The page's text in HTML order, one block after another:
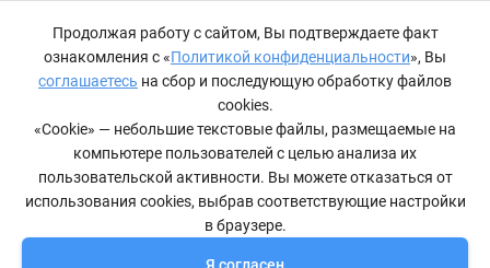
Не удаляются файлы с флешки 0
Как сделать невидимую папку в Windows 11
Компьютер не видит принтер — что делать
Продолжая работу с сайтом, Вы подтверждаете факт
ознакомления с «Политикой конфиденциальности», Вы
соглашаетесь на сбор и последующую обработку файлов
cookies.
«Cookie» — небольшие текстовые файлы, размещаемые на
компьютере пользователей с целью анализа их
пользовательской активности. Вы можете отказаться от
использования cookies, выбрав соответствующие настройки
в браузере.